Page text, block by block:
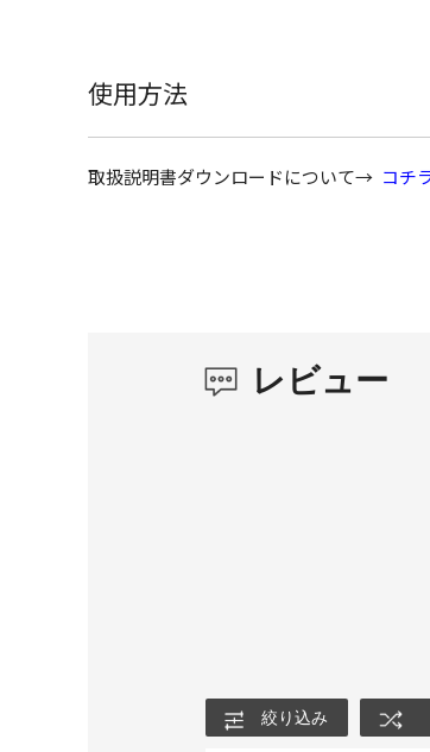
使用方法
取扱説明書ダウンロードについて→ コチ
レビュー
絞り込み